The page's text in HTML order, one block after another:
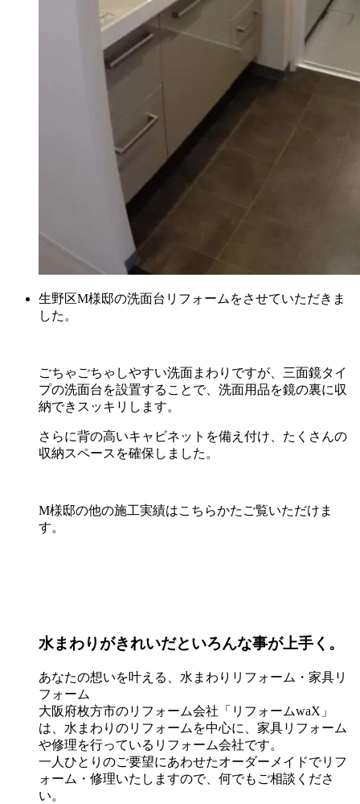
生野区M様邸の洗面台リフォームをさせていただきま
した。
ごちゃごちゃしやすい洗面まわりですが、三面鏡タイ
プの洗面台を設置することで、洗面用品を鏡の裏に収
納できスッキリします。
さらに背の高いキャビネットを備え付け、たくさんの
収納スペースを確保しました。
M様邸の他の施工実績はこちらかたご覧いただけま
す。
水まわりがきれいだといろんな事が上手く。
あなたの想いを叶える、水まわりリフォーム・家具リ
フォーム
大阪府枚方市のリフォーム会社「リフォームwaX」
は、水まわりのリフォームを中心に、家具リフォーム
や修理を行っているリフォーム会社です。
一人ひとりのご要望にあわせたオーダーメイドでリフ
ォーム・修理いたしますので、何でもご相談くださ
い。